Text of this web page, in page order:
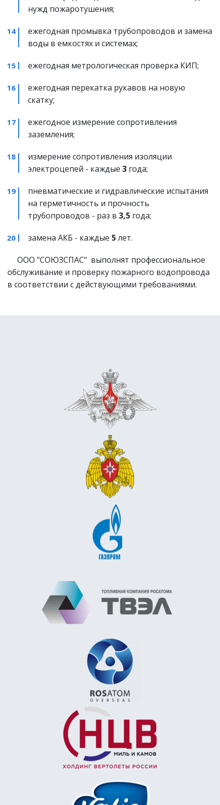
нужд пожаротушения;
ежегодная промывка трубопроводов и замена
воды в емкостях и системах;
ежегодная метрологическая проверка КИП;
ежегодная перекатка рукавов на новую
скатку;
ежегодное измерение сопротивления
заземления;
измерение сопротивления изоляции
электроцепей - каждые 3 года;
пневматические и гидравлические испытания
на герметичность и прочность
трубопроводов - раз в 3,5 года;
замена АКБ - каждые 5 лет.
ООО "СОЮЗСПАС"  выполнят профессиональное
обслуживание и проверку пожарного водопровода
в соответствии с действующими требованиями.